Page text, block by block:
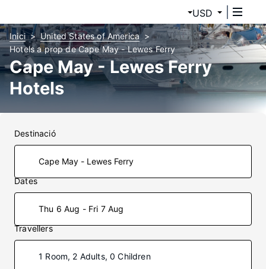
USD
Inici
United States of America
Hotels a prop de Cape May - Lewes Ferry
Cape May - Lewes Ferry
Hotels
Destinació
Dates
Thu 6 Aug - Fri 7 Aug
Travellers
1 Room, 2 Adults, 0 Children